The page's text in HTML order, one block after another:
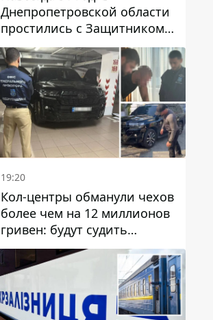
Днепропетровской области
простились с Защитником
Александром Репиным
19:20
Кол-центры обманули чехов
более чем на 12 миллионов
гривен: будут судить
днепрянина,
организовавшего
транснациональную
преступную организацию